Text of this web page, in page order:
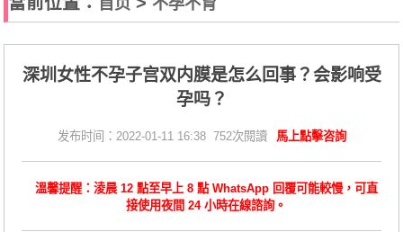
深圳女性不孕子宫双内膜是怎么回事？会影响受
孕吗？
发布时间：2022-01-11 16:38 752次閱讀 馬上點擊咨詢
溫馨提醒：淩晨 12 點至早上 8 點 WhatsApp 回覆可能較慢，可直
接使用夜間 24 小時在線諮詢。